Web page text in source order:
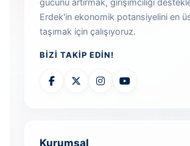
gücünü artırmak, girişimciliği
Erdek'in ekonomik potansiyelini en
taşımak için çalışıyoruz.
BIZI TAKIP EDIN!
Kurumsal